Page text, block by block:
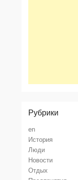
Рубрики
en
История
Люди
Новости
Отдых